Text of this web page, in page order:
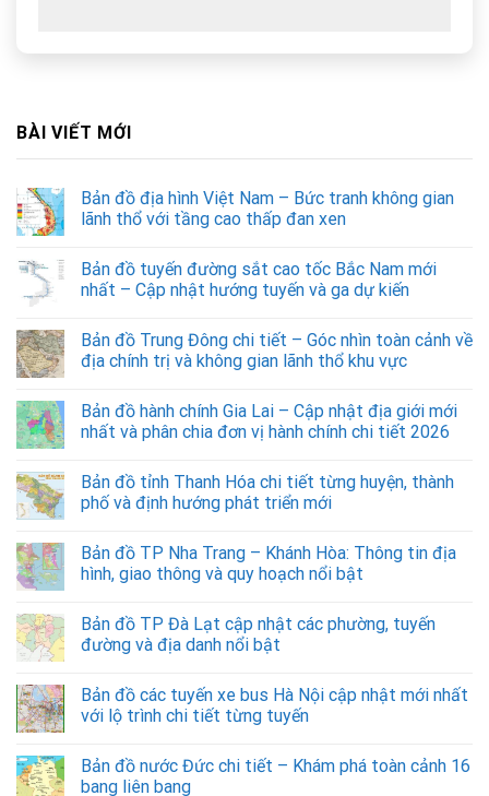
BÀI VIẾT MỚI
Bản đồ địa hình Việt Nam – Bức tranh không gian
lãnh thổ với tầng cao thấp đan xen
Bản đồ tuyến đường sắt cao tốc Bắc Nam mới
nhất – Cập nhật hướng tuyến và ga dự kiến
Bản đồ Trung Đông chi tiết – Góc nhìn toàn cảnh về
địa chính trị và không gian lãnh thổ khu vực
Bản đồ hành chính Gia Lai – Cập nhật địa giới mới
nhất và phân chia đơn vị hành chính chi tiết 2026
Bản đồ tỉnh Thanh Hóa chi tiết từng huyện, thành
phố và định hướng phát triển mới
Bản đồ TP Nha Trang – Khánh Hòa: Thông tin địa
hình, giao thông và quy hoạch nổi bật
Bản đồ TP Đà Lạt cập nhật các phường, tuyến
đường và địa danh nổi bật
Bản đồ các tuyến xe bus Hà Nội cập nhật mới nhất
với lộ trình chi tiết từng tuyến
Bản đồ nước Đức chi tiết – Khám phá toàn cảnh 16
bang liên bang